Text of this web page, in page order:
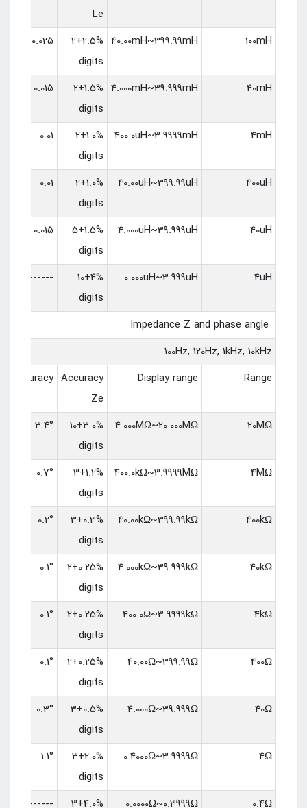
Le
100mH
40.00mH~399.99mH
2.5%+2
digits
0.025
40mH
4.000mH~39.999mH
1.5%+2
digits
0.015
4mH
400.0uH~3.9999mH
1.0%+2
digits
0.01
400uH
40.00uH~399.99uH
1.0%+2
digits
0.01
40uH
4.000uH~39.999uH
1.5%+5
digits
0.015
4uH
0.000uH~3.999uH
4%+10
digits
------
100Hz, 120Hz, 1kHz, 10kHz
Range
Display range
Accuracy
Ze
Accuracy
20MΩ
4.000MΩ~20.000MΩ
3.0%+10
digits
3.4°
4MΩ
400.0kΩ~3.9999MΩ
1.2%+3
digits
0.7°
400kΩ
40.00kΩ~399.99kΩ
0.3%+3
digits
0.2°
40kΩ
4.000kΩ~39.999kΩ
0.25%+2
digits
0.1°
4kΩ
400.0Ω~3.9999kΩ
0.25%+2
digits
0.1°
400Ω
40.00Ω~399.99Ω
0.25%+2
digits
0.1°
40Ω
4.000Ω~39.999Ω
0.5%+3
digits
0.3°
4Ω
0.4000Ω~3.9999Ω
2.0%+3
digits
1.1°
0.4Ω
0.0000Ω~0.3999Ω
4.0%+3
------